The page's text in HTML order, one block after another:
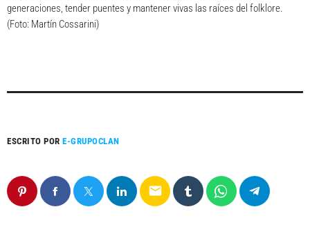
generaciones, tender puentes y mantener vivas las raíces del folklore.
(Foto: Martín Cossarini)
ESCRITO PORE-GRUPOCLAN
email